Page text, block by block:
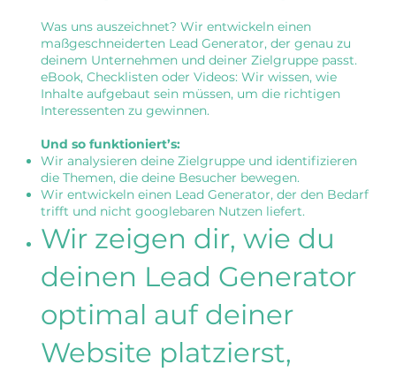
Was uns auszeichnet? Wir entwickeln einen
maßgeschneiderten Lead Generator, der genau zu
deinem Unternehmen und deiner Zielgruppe passt.
eBook, Checklisten oder Videos: Wir wissen, wie
Inhalte aufgebaut sein müssen, um die richtigen
Interessenten zu gewinnen.
Und so funktioniert’s:
Wir analysieren deine Zielgruppe und identifizieren
die Themen, die deine Besucher bewegen.
Wir entwickeln einen Lead Generator, der den Bedarf
trifft und nicht googlebaren Nutzen liefert.
Wir zeigen dir, wie du
deinen Lead Generator
optimal auf deiner
Website platzierst,